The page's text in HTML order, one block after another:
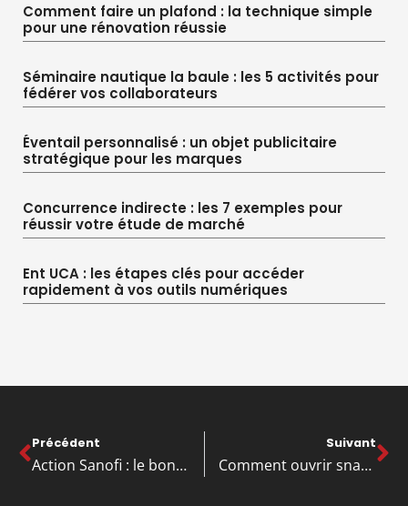
Comment faire un plafond : la technique simple
pour une rénovation réussie
Séminaire nautique la baule : les 5 activités pour
fédérer vos collaborateurs
Éventail personnalisé : un objet publicitaire
stratégique pour les marques
Concurrence indirecte : les 7 exemples pour
réussir votre étude de marché
Ent UCA : les étapes clés pour accéder
rapidement à vos outils numériques
Précédent
Action Sanofi : le bon moment pour acheter en 2026 ?
Suivant
Comment ouvrir snack : le plan en 8 étapes pour réussir